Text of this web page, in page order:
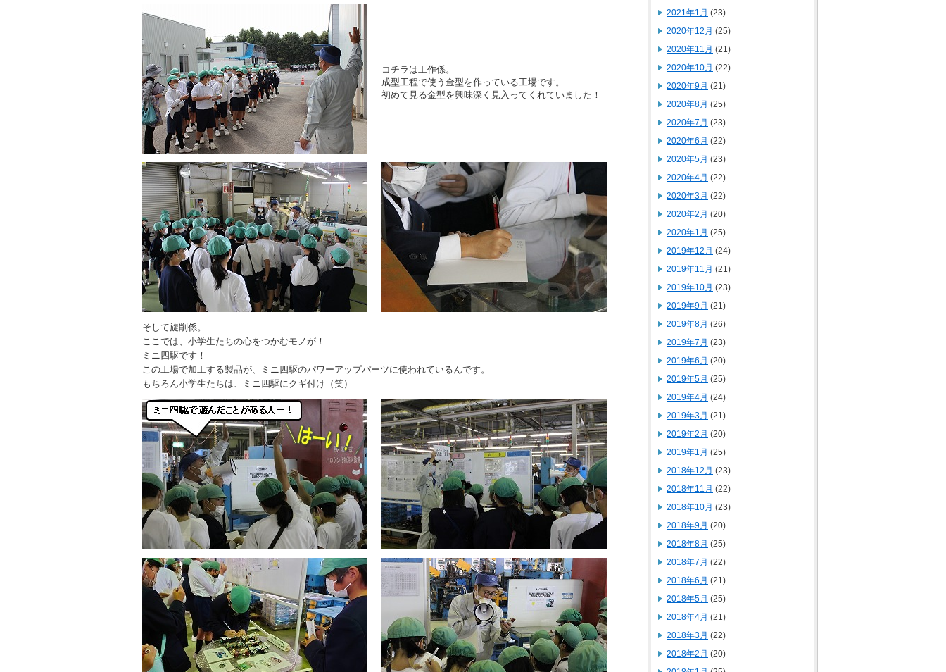
コチラは工作係。
成型工程で使う金型を作っている工場です。
初めて見る金型を興味深く見入ってくれていました！
そして旋削係。
ここでは、小学生たちの心をつかむモノが！
ミニ四駆です！
この工場で加工する製品が、ミニ四駆のパワーアップパーツに使われているんです。
もちろん小学生たちは、ミニ四駆にクギ付け（笑）
2021年1月 (23)
2020年12月 (25)
2020年11月 (21)
2020年10月 (22)
2020年9月 (21)
2020年8月 (25)
2020年7月 (23)
2020年6月 (22)
2020年5月 (23)
2020年4月 (22)
2020年3月 (22)
2020年2月 (20)
2020年1月 (25)
2019年12月 (24)
2019年11月 (21)
2019年10月 (23)
2019年9月 (21)
2019年8月 (26)
2019年7月 (23)
2019年6月 (20)
2019年5月 (25)
2019年4月 (24)
2019年3月 (21)
2019年2月 (20)
2019年1月 (25)
2018年12月 (23)
2018年11月 (22)
2018年10月 (23)
2018年9月 (20)
2018年8月 (25)
2018年7月 (22)
2018年6月 (21)
2018年5月 (25)
2018年4月 (21)
2018年3月 (22)
2018年2月 (20)